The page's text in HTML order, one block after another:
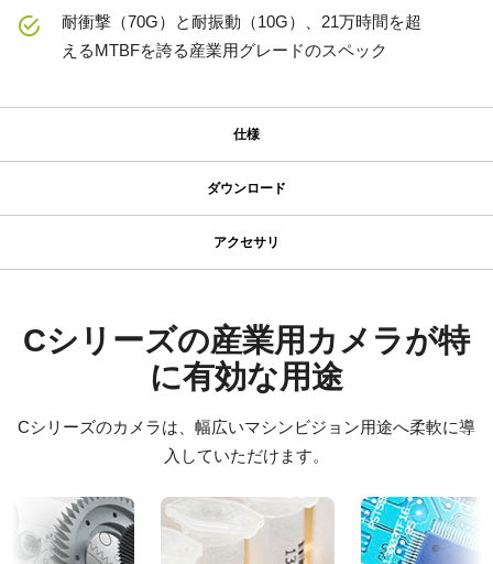
耐衝撃（70G）と耐振動（10G）、21万時間を超
えるMTBFを誇る産業用グレードのスペック
仕様
型番
カメラタイプ
エリアスキャン
カラー
1.4 MP
ダウンロード
Control tool - CB-141MCL 32bit
Control tool - CB-141MCL 64bit
証明書類
その他
アクセサリ
055シリーズ
JAIカメラ専用 ACアダプタ VA-055シリーズ
ご注文の際にはBもしくはFをご指定ください。
定格出力電流：3A
入力電源電圧：AC100V-240V (1次側ケーブルは100V専用)
Cシリーズの産業用カメラが特
に有効な用途
Cシリーズのカメラは、幅広いマシンビジョン用途へ柔軟に導
入していただけます。